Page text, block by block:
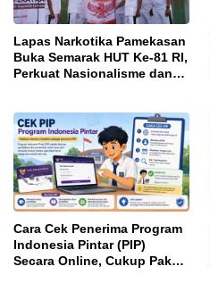
Lapas Narkotika Pamekasan
Buka Semarak HUT Ke-81 RI,
Perkuat Nasionalisme dan
Cara Cek Penerima Program
Indonesia Pintar (PIP)
Secara Online, Cukup Pakai